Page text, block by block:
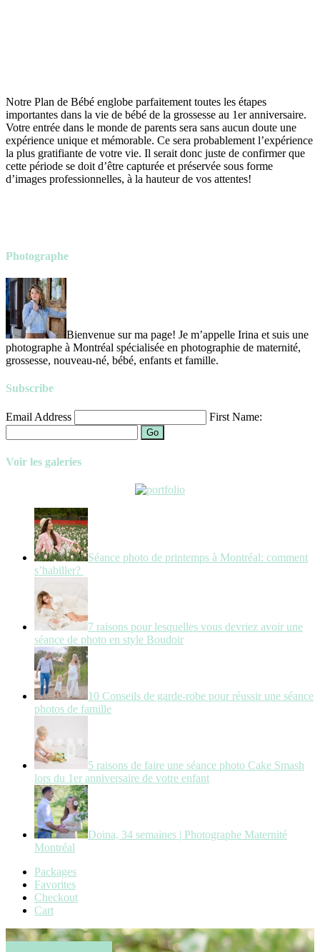
Notre Plan de Bébé englobe parfaitement toutes les étapes
importantes dans la vie de bébé de la grossesse au 1er anniversaire.
Votre entrée dans le monde de parents sera sans aucun doute une
expérience unique et mémorable. Ce sera probablement l’expérience
la plus gratifiante de votre vie. Il serait donc juste de confirmer que
cette période se doit d’être capturée et préservée sous forme
d’images professionnelles, à la hauteur de vos attentes!
Photographe
Bienvenue sur ma page! Je m’appelle Irina et suis une
photographe à Montréal spécialisée en photographie de maternité,
grossesse, nouveau-né, bébé, enfants et famille.
Subscribe
Email Address First Name:
Go
Voir les galeries
Séance photo de printemps à Montréal: comment
s’habiller?
7 raisons pour lesquelles vous devriez avoir une
séance de photo en style Boudoir
10 Conseils de garde-robe pour réussir une séance
photos de famille
5 raisons de faire une séance photo Cake Smash
lors du 1er anniversaire de votre enfant
Doina, 34 semaines | Photographe Maternité
Montréal
Packages
Favorites
Checkout
Cart